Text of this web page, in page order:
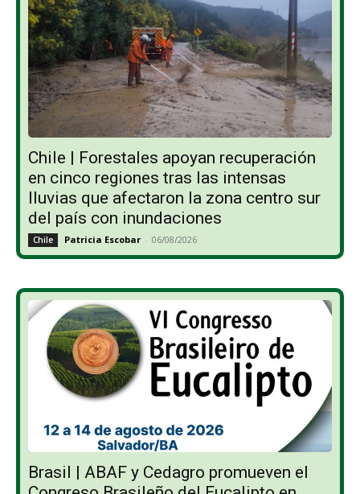
Chile | Forestales apoyan recuperación
en cinco regiones tras las intensas
lluvias que afectaron la zona centro sur
del país con inundaciones
Chile Patricia Escobar - 06/08/2026
Brasil | ABAF y Cedagro promueven el